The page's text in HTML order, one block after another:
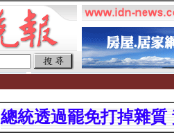
總統透過罷免打掉雜